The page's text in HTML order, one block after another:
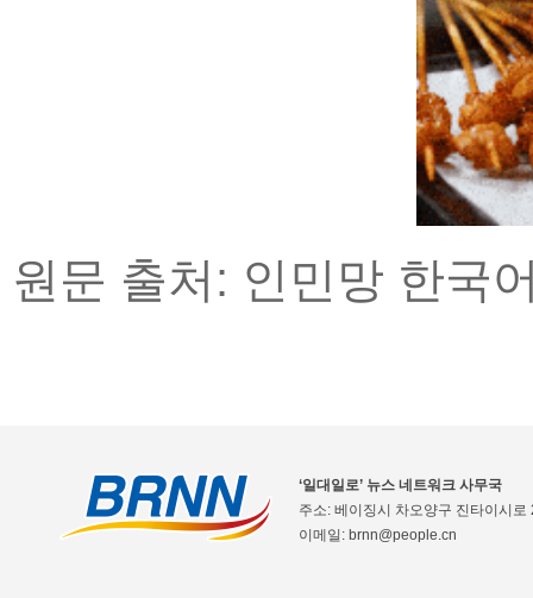
원문 출처: 인민망 한국
‘일대일로’ 뉴스 네트워크 사무국
주소: 베이징시 차오양구 진타이시
이메일: brnn@people.cn